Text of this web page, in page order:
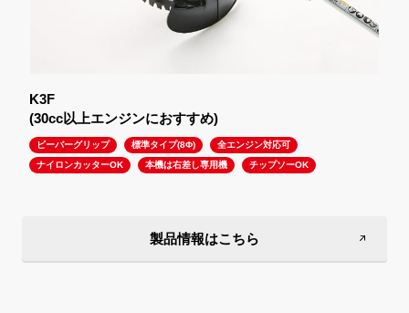
(30cc以上エンジンにおすすめ)
ビーバーグリップ 標準タイプ(8Φ)
全エンジン対応可
ナイロンカッターOK
本機は右差し専用機 チップソーOK
製品情報はこちら